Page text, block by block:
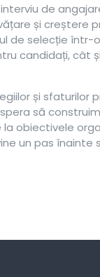
de
și creștere
de selecție într-
candidați, cât
și sfaturilor
să
obiectivele
un pas înainte